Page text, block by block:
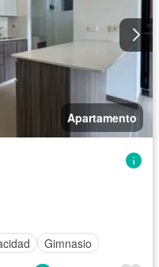
Apartamento
Gimnasio